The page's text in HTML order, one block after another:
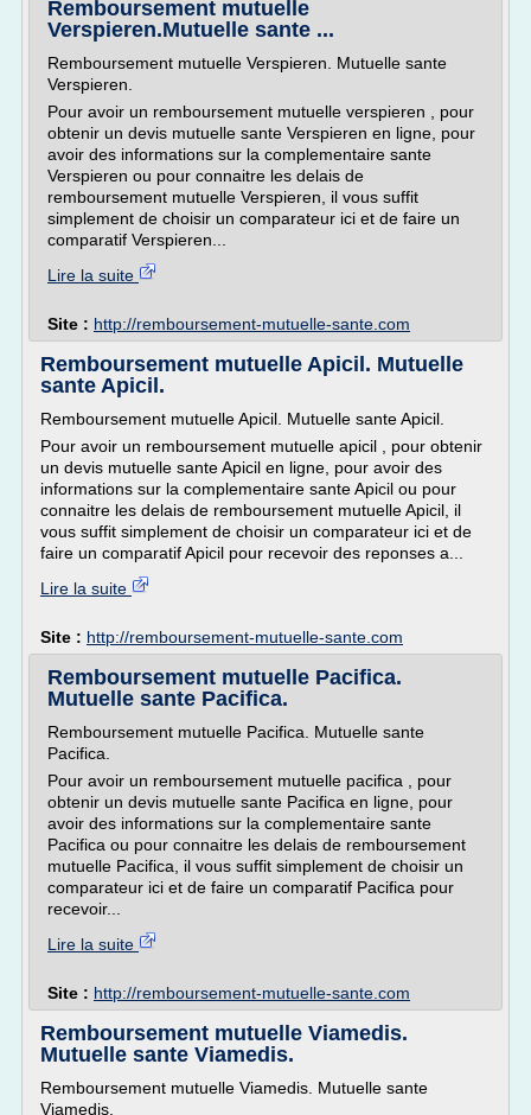
Remboursement mutuelle
Verspieren.Mutuelle sante ...
Remboursement mutuelle Verspieren. Mutuelle sante
Verspieren.
Pour avoir un remboursement mutuelle verspieren , pour
obtenir un devis mutuelle sante Verspieren en ligne, pour
avoir des informations sur la complementaire sante
Verspieren ou pour connaitre les delais de
remboursement mutuelle Verspieren, il vous suffit
simplement de choisir un comparateur ici et de faire un
comparatif Verspieren...
Lire la suite
Site : http://remboursement-mutuelle-sante.com
Remboursement mutuelle Apicil. Mutuelle
sante Apicil.
Remboursement mutuelle Apicil. Mutuelle sante Apicil.
Pour avoir un remboursement mutuelle apicil , pour obtenir
un devis mutuelle sante Apicil en ligne, pour avoir des
informations sur la complementaire sante Apicil ou pour
connaitre les delais de remboursement mutuelle Apicil, il
vous suffit simplement de choisir un comparateur ici et de
faire un comparatif Apicil pour recevoir des reponses a...
Lire la suite
Site : http://remboursement-mutuelle-sante.com
Remboursement mutuelle Pacifica.
Mutuelle sante Pacifica.
Remboursement mutuelle Pacifica. Mutuelle sante
Pacifica.
Pour avoir un remboursement mutuelle pacifica , pour
obtenir un devis mutuelle sante Pacifica en ligne, pour
avoir des informations sur la complementaire sante
Pacifica ou pour connaitre les delais de remboursement
mutuelle Pacifica, il vous suffit simplement de choisir un
comparateur ici et de faire un comparatif Pacifica pour
recevoir...
Lire la suite
Site : http://remboursement-mutuelle-sante.com
Remboursement mutuelle Viamedis.
Mutuelle sante Viamedis.
Remboursement mutuelle Viamedis. Mutuelle sante
Viamedis.